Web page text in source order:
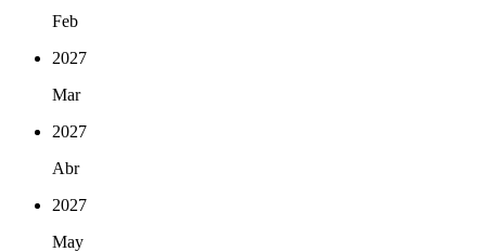
Feb
2027
Mar
2027
Abr
2027
May